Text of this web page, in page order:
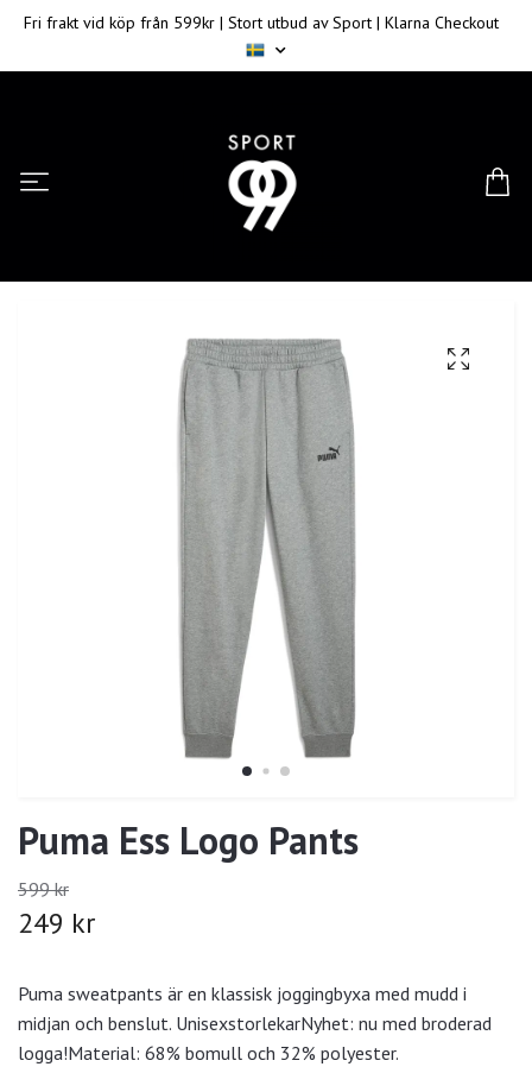
Fri frakt vid köp från 599kr | Stort utbud av Sport | Klarna Checkout
Puma Ess Logo Pants
599 kr
249 kr
Puma sweatpants är en klassisk joggingbyxa med mudd i
midjan och benslut. UnisexstorlekarNyhet: nu med broderad
logga!Material: 68% bomull och 32% polyester.